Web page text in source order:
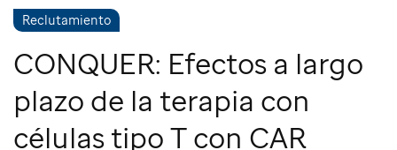
Investigación
Alcance Global
Cómo involucrarse
Reclutamiento
CONQUER: Efectos a largo
plazo de la terapia con
células tipo T con CAR